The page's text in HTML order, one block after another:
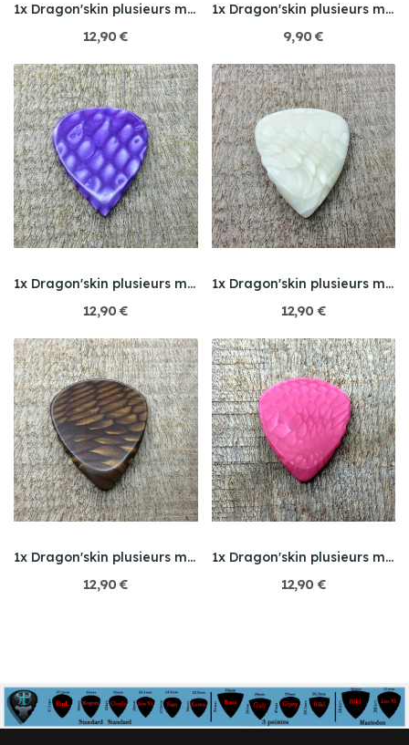
1x Dragon'skin plusieurs modèles
12,90 €
1x Dragon'skin plusieurs modèles
9,90 €
1x Dragon'skin plusieurs modèles
12,90 €
1x Dragon'skin plusieurs modèles
12,90 €
1x Dragon'skin plusieurs modèles
12,90 €
1x Dragon'skin plusieurs modèles
12,90 €